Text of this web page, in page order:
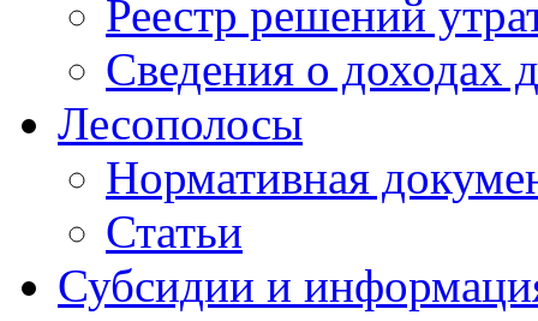
Реестр решений
Сведения о доходах
Лесополосы
Нормативная
Статьи
Субсидии и